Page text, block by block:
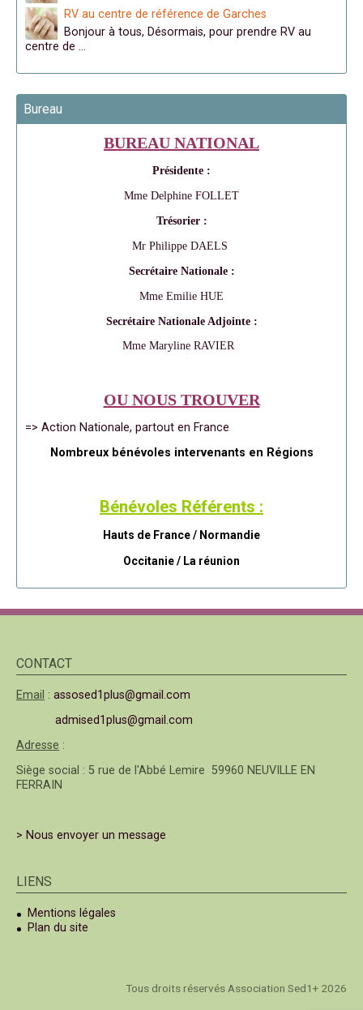
RV au centre de référence de Garches
Bonjour à tous, Désormais, pour prendre RV au
centre de …
Bureau
BUREAU NATIONAL
Présidente :
Mme Delphine FOLLET
Trésorier :
Mr Philippe DAELS
Secrétaire Nationale :
Mme Emilie HUE
Secrétaire Nationale Adjointe :
Mme Maryline RAVIER
OU NOUS TROUVER
=> Action Nationale, partout en France
Nombreux bénévoles intervenants en Régions
Bénévoles Référents :
Hauts de France / Normandie
Occitanie / La réunion
CONTACT
Email : assosed1plus@gmail.com
admised1plus@gmail.com
Adresse :
Siège social : 5 rue de l'Abbé Lemire 59960 NEUVILLE EN
FERRAIN
> Nous envoyer un message
LIENS
Mentions légales
Plan du site
Tous droits réservés Association Sed1+ 2026